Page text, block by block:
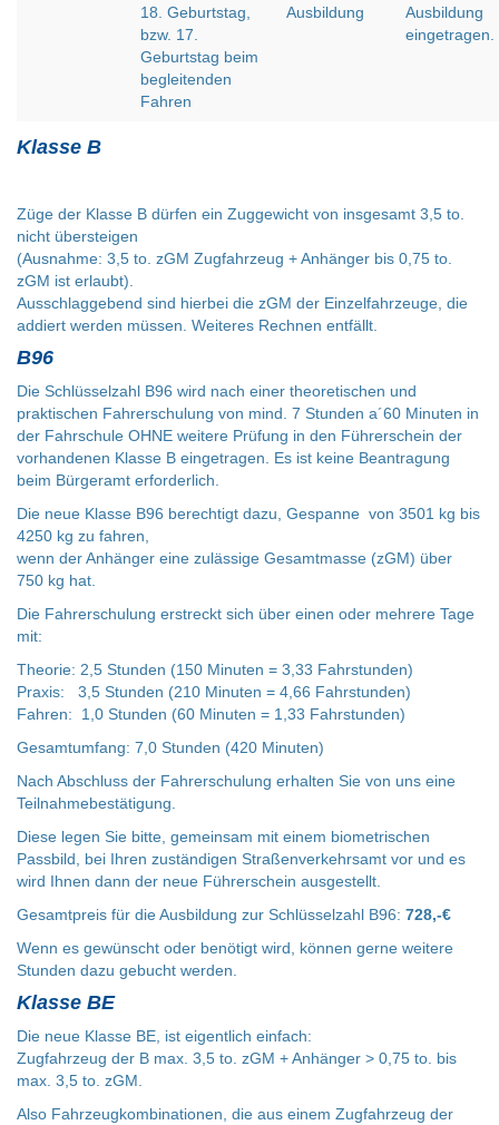
18. Geburtstag,
bzw. 17.
Geburtstag beim
begleitenden
Fahren
Ausbildung
Ausbildung
eingetragen.
Klasse B
Züge der Klasse B dürfen ein Zuggewicht von insgesamt 3,5 to.
nicht übersteigen
(Ausnahme: 3,5 to. zGM Zugfahrzeug + Anhänger bis 0,75 to.
zGM ist erlaubt).
Ausschlaggebend sind hierbei die zGM der Einzelfahrzeuge, die
addiert werden müssen. Weiteres Rechnen entfällt.
B96
Die Schlüsselzahl B96 wird nach einer theoretischen und
praktischen Fahrerschulung von mind. 7 Stunden a´60 Minuten in
der Fahrschule OHNE weitere Prüfung in den Führerschein der
vorhandenen Klasse B eingetragen. Es ist keine Beantragung
beim Bürgeramt erforderlich.
Die neue Klasse B96 berechtigt dazu, Gespanne von 3501 kg bis
4250 kg zu fahren,
wenn der Anhänger eine zulässige Gesamtmasse (zGM) über
750 kg hat.
Die Fahrerschulung erstreckt sich über einen oder mehrere Tage
mit:
Theorie: 2,5 Stunden (150 Minuten = 3,33 Fahrstunden)
Praxis: 3,5 Stunden (210 Minuten = 4,66 Fahrstunden)
Fahren: 1,0 Stunden (60 Minuten = 1,33 Fahrstunden)
Gesamtumfang: 7,0 Stunden (420 Minuten)
Nach Abschluss der Fahrerschulung erhalten Sie von uns eine
Teilnahmebestätigung.
Diese legen Sie bitte, gemeinsam mit einem biometrischen
Passbild, bei Ihren zuständigen Straßenverkehrsamt vor und es
wird Ihnen dann der neue Führerschein ausgestellt.
Gesamtpreis für die Ausbildung zur Schlüsselzahl B96: 728,-€
Wenn es gewünscht oder benötigt wird, können gerne weitere
Stunden dazu gebucht werden.
Klasse BE
Die neue Klasse BE, ist eigentlich einfach:
Zugfahrzeug der B max. 3,5 to. zGM + Anhänger > 0,75 to. bis
max. 3,5 to. zGM.
Also Fahrzeugkombinationen, die aus einem Zugfahrzeug der